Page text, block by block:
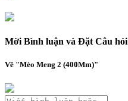
Mời Bình luận và Đặt Câu hỏi
Về "Mèo Meng 2 (400Mm)"